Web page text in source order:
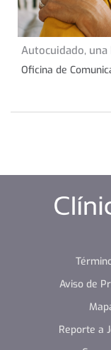
31 de agosto de 2023
CONSEJOS DE SALUD
Autocuidado,
Oficina de
Aviso de
Reporte a